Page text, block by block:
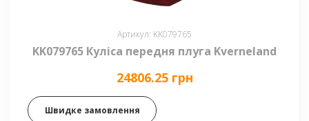
Артикул: KK079765
KK079765 Куліса передня плуга Kverneland
24806.25 грн
Швидке замовлення